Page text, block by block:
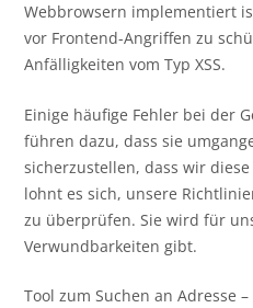
Webbrowsern implementiert
vor Frontend-Angriffen zu
Anfälligkeiten vom Typ XSS.
Einige häufige Fehler bei der
führen dazu, dass sie
sicherzustellen, dass wir
lohnt es sich, unsere
zu überprüfen. Sie wird für
Verwundbarkeiten gibt.
Tool zum Suchen an Adresse –